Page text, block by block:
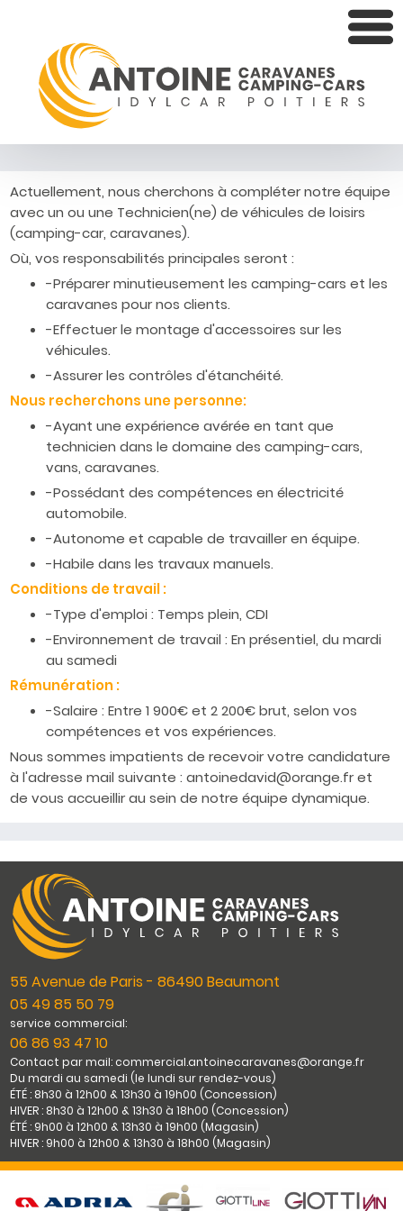
Actuellement, nous cherchons à compléter notre équipe
avec un ou une Technicien(ne) de véhicules de loisirs
(camping-car, caravanes).
Où, vos responsabilités principales seront :
-Préparer minutieusement les camping-cars et les
caravanes pour nos clients.
-Effectuer le montage d'accessoires sur les
véhicules.
-Assurer les contrôles d'étanchéité.
Nous recherchons une personne:
-Ayant une expérience avérée en tant que
technicien dans le domaine des camping-cars,
vans, caravanes.
-Possédant des compétences en électricité
automobile.
-Autonome et capable de travailler en équipe.
-Habile dans les travaux manuels.
Conditions de travail :
-Type d'emploi : Temps plein, CDI
-Environnement de travail : En présentiel, du mardi
au samedi
Rémunération :
-Salaire : Entre 1 900€ et 2 200€ brut, selon vos
compétences et vos expériences.
Nous sommes impatients de recevoir votre candidature
à l'adresse mail suivante : antoinedavid@orange.fr et
de vous accueillir au sein de notre équipe dynamique.
55 Avenue de Paris - 86490 Beaumont
05 49 85 50 79
service commercial:
06 86 93 47 10
Contact par mail: commercial.antoinecaravanes@orange.fr
Du mardi au samedi (le lundi sur rendez-vous)
ÉTÉ : 8h30 à 12h00 & 13h30 à 19h00 (Concession)
HIVER : 8h30 à 12h00 & 13h30 à 18h00 (Concession)
ÉTÉ : 9h00 à 12h00 & 13h30 à 19h00 (Magasin)
HIVER : 9h00 à 12h00 & 13h30 à 18h00 (Magasin)